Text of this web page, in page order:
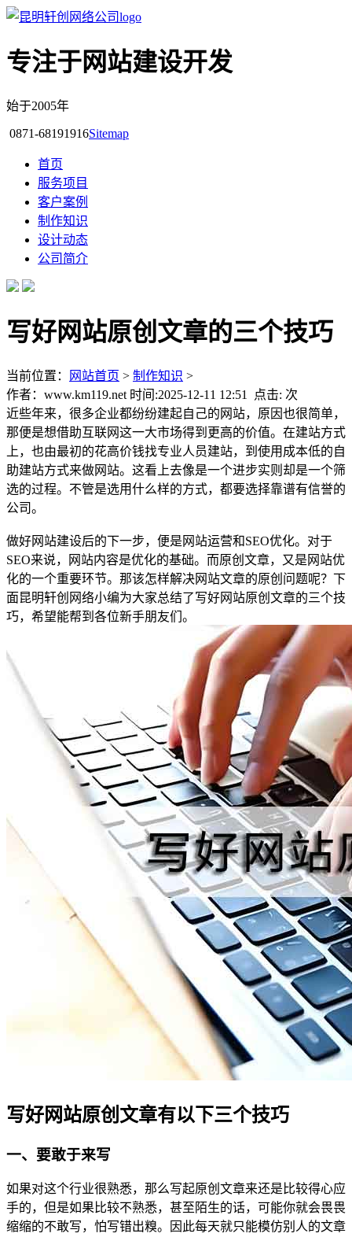
专注于网站建设开发
始于2005年
0871-68191916Sitemap
首页
服务项目
客户案例
制作知识
设计动态
公司简介
写好网站原创文章的三个技巧
当前位置： 网站首页 > 制作知识 >
作者：www.km119.net 时间:2025-12-11 12:51 点击: 次
近些年来，很多企业都纷纷建起自己的网站，原因也很简单，
那便是想借助互联网这一大市场得到更高的价值。在建站方式
上，也由最初的花高价钱找专业人员建站，到使用成本低的自
助建站方式来做网站。这看上去像是一个进步实则却是一个筛
选的过程。不管是选用什么样的方式，都要选择靠谱有信誉的
公司。
做好网站建设后的下一步，便是网站运营和SEO优化。对于
SEO来说，网站内容是优化的基础。而原创文章，又是网站优
化的一个重要环节。那该怎样解决网站文章的原创问题呢？下
面昆明轩创网络小编为大家总结了写好网站原创文章的三个技
巧，希望能帮到各位新手朋友们。
写好网站原创文章有以下三个技巧
一、要敢于来写
如果对这个行业很熟悉，那么写起原创文章来还是比较得心应
手的，但是如果比较不熟悉，甚至陌生的话，可能你就会畏畏
缩缩的不敢写，怕写错出糗。因此每天就只能模仿别人的文章